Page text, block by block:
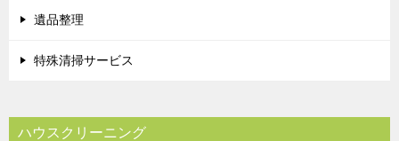
遺品整理
特殊清掃サービス
ハウスクリーニング